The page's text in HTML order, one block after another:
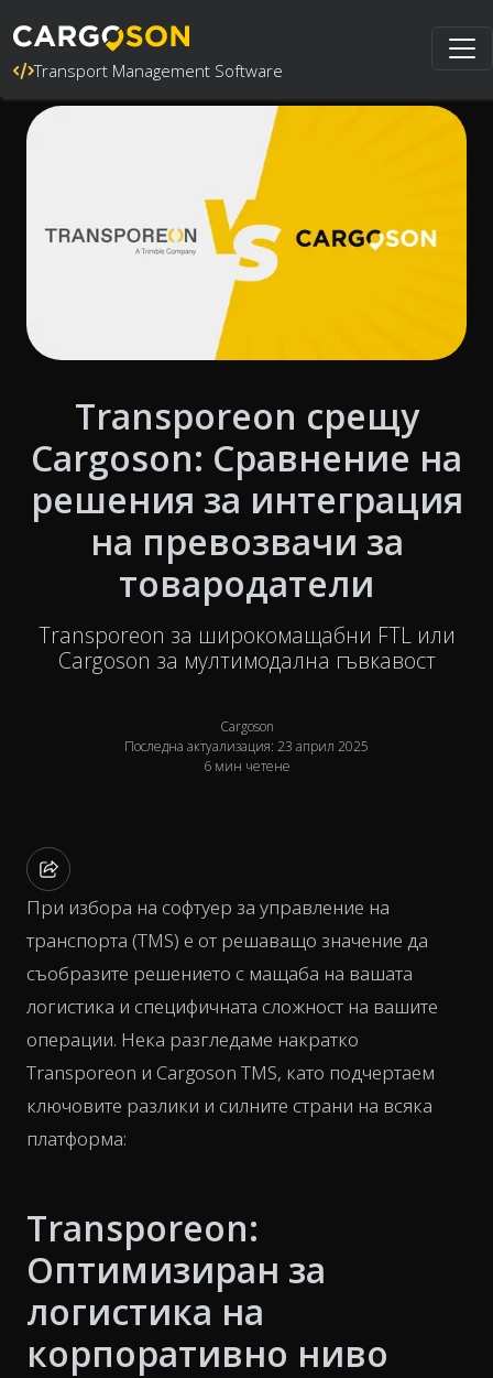
Transport Management Software
Transporeon срещу
Cargoson: Сравнение на
решения за интеграция
на превозвачи за
товародатели
Transporeon за широкомащабни FTL или
Cargoson за мултимодална гъвкавост
Cargoson
Последна актуализация: 23 април 2025
6 мин четене
При избора на софтуер за управление на
транспорта (TMS) е от решаващо значение да
съобразите решението с мащаба на вашата
логистика и специфичната сложност на вашите
операции. Нека разгледаме накратко
Transporeon и Cargoson TMS, като подчертаем
ключовите разлики и силните страни на всяка
платформа:
Transporeon:
Оптимизиран за
логистика на
корпоративно ниво